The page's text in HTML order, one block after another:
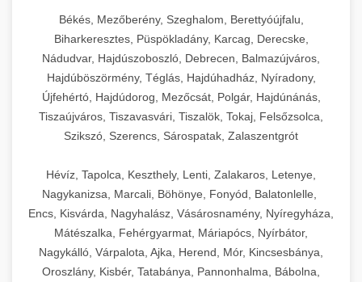
Békés, Mezőberény, Szeghalom, Berettyóújfalu,
Biharkeresztes, Püspökladány, Karcag, Derecske,
Nádudvar, Hajdúszoboszló, Debrecen, Balmazújváros,
Hajdúböszörmény, Téglás, Hajdúhadház, Nyíradony,
Újfehértó, Hajdúdorog, Mezőcsát, Polgár, Hajdúnánás,
Tiszaújváros, Tiszavasvári, Tiszalök, Tokaj, Felsőzsolca,
Szikszó, Szerencs, Sárospatak, Zalaszentgrót
Hévíz, Tapolca, Keszthely, Lenti, Zalakaros, Letenye,
Nagykanizsa, Marcali, Böhönye, Fonyód, Balatonlelle,
Encs, Kisvárda, Nagyhalász, Vásárosnamény, Nyíregyháza,
Mátészalka, Fehérgyarmat, Máriapócs, Nyírbátor,
Nagykálló, Várpalota, Ajka, Herend, Mór, Kincsesbánya,
Oroszlány, Kisbér, Tatabánya, Pannonhalma, Bábolna,